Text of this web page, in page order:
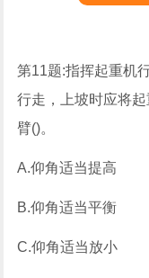
第11题:指挥起重机
行走，上坡时应将
臂()。
A.仰角适当提高
B.仰角适当平衡
C.仰角适当放小